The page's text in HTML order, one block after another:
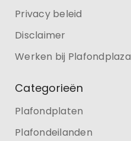
Privacy beleid
Disclaimer
Werken bij Plafondplaza
Categorieën
Plafondplaten
Plafondeilanden